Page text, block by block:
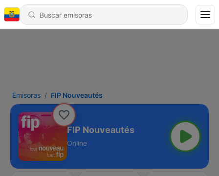
Emisoras FIP Nouveautés
FIP Nouveautés
Online